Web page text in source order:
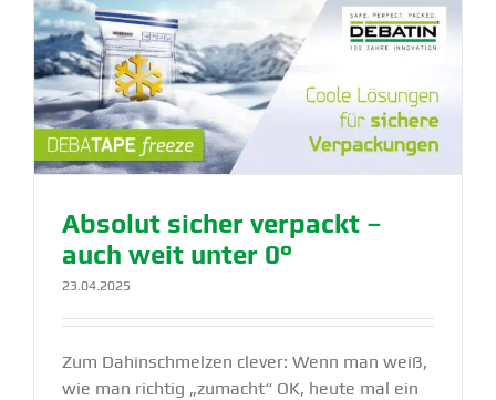
Absolut sicher verpackt –
auch weit unter 0°
23.04.2025
Zum Dahinschmelzen clever: Wenn man weiß,
wie man richtig „zumacht“ OK, heute mal ein